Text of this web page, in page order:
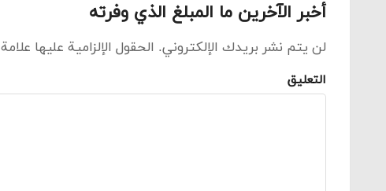
أخبر الآخرين ما المبلغ الذي وفرته
لن يتم نشر بريدك الإلكتروني. الحقول الإلزامية عليها علامة
التعليق